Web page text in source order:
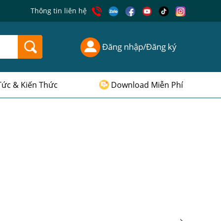
Thông tin liên hệ
Đăng nhập/Đăng ký
& Kiến Thức Download Miễn Phí